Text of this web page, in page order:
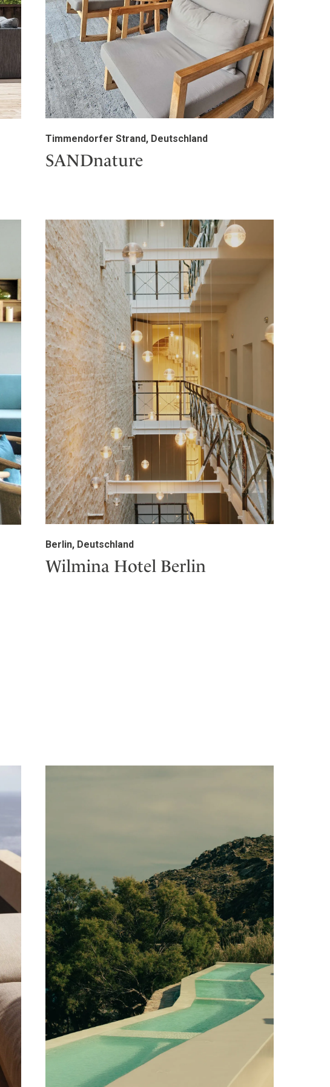
Timmendorfer Strand, Deutschland
SANDnature
Berlin, Deutschland
Wilmina Hotel Berlin